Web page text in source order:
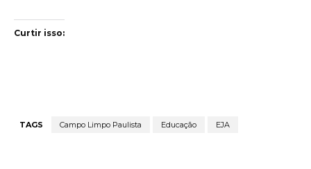
Curtir isso:
TAGS Campo Limpo Paulista Educação EJA